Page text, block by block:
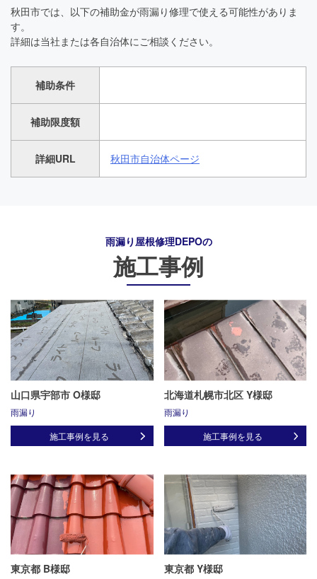
秋田市では、以下の補助金が雨漏り修理で使える可能性がありま
す。
詳細は当社または各自治体にご相談ください。
補助条件
補助限度額
詳細URL 秋田市自治体ページ
雨漏り屋根修理DEPOの
施工事例
山口県宇部市 O様邸
雨漏り
施工事例を見る
北海道札幌市北区 Y様邸
雨漏り
施工事例を見る
東京都 B様邸 東京都 Y様邸